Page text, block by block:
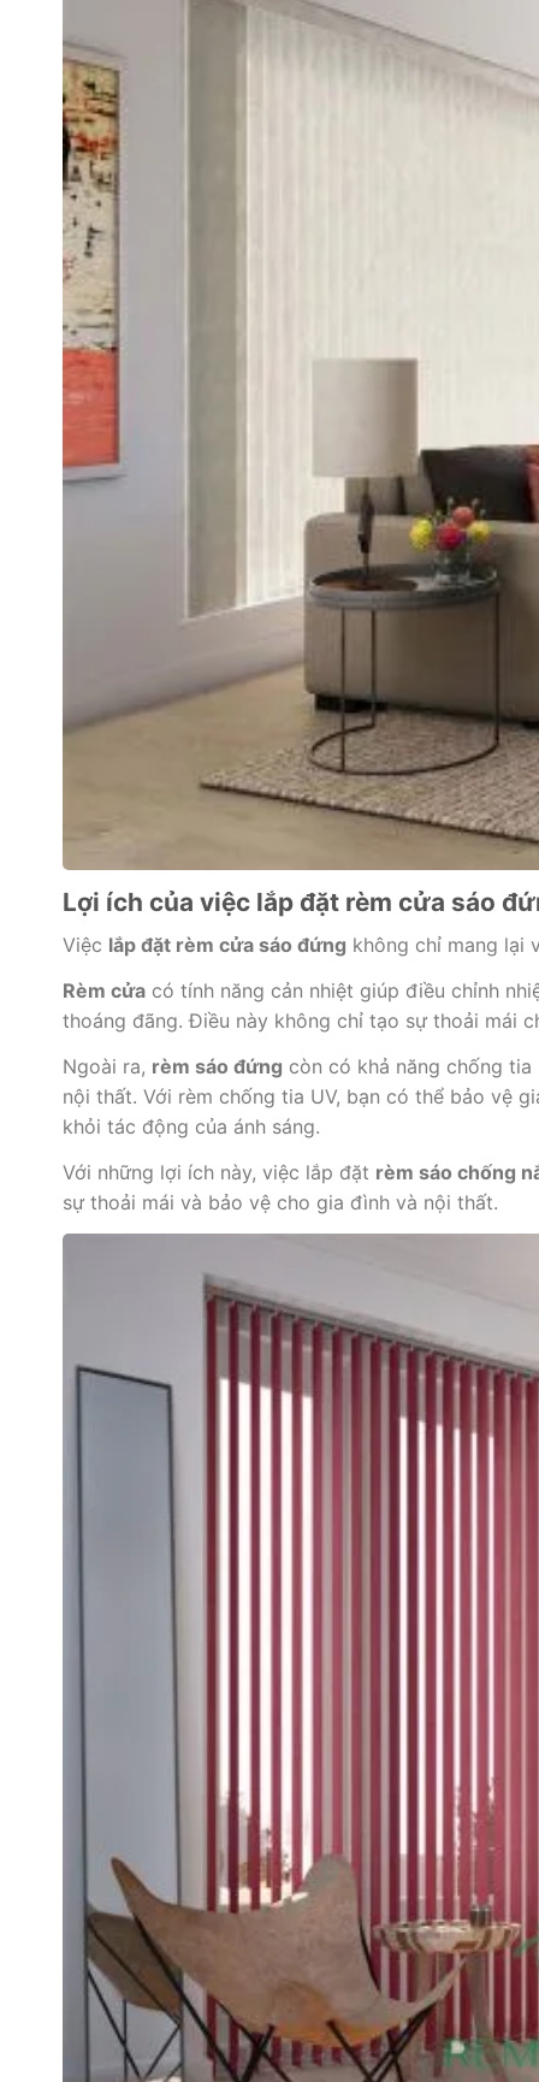
Lợi ích của việc lắp đặt rèm cửa sáo
Việc lắp đặt rèm cửa sáo đứng không chỉ mang lại
Rèm cửacó tính năng cản nhiệt giúp điều chỉnh
thoáng đãng. Điều này không chỉ tạo sự thoải mái
Ngoài ra, rèm sáo đứng còn có khả năng chống
nội thất. Với rèm chống tia UV, bạn có thể bảo vệ
khỏi tác động của ánh sáng.
Với những lợi ích này, việc lắp đặt rèm sáo chống
sự thoải mái và bảo vệ cho gia đình và nội thất.